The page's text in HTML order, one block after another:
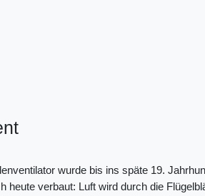
wurde bis ins späte 19.
heute verbaut: Luft wird durch die